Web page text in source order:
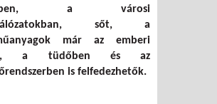
a városi
sőt, a
már az emberi
a tüdőben és az
is felfedezhetők.